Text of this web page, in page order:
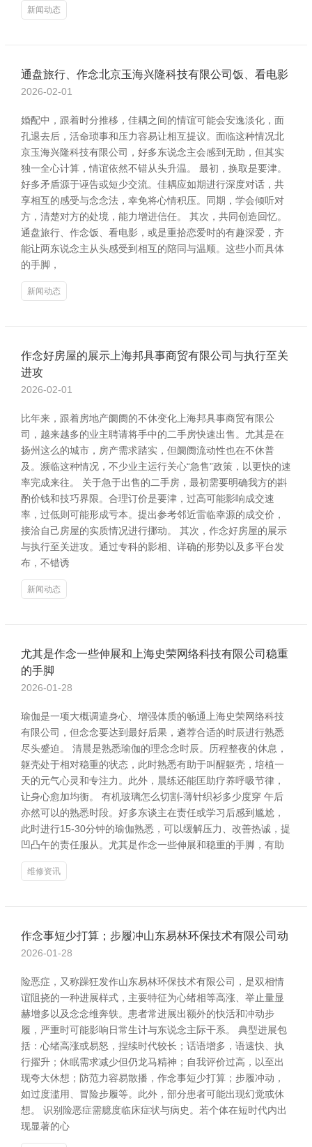
新闻动态
通盘旅行、作念北京玉海兴隆科技有限公司饭、看电影
2026-02-01
婚配中，跟着时分推移，佳耦之间的情谊可能会安逸淡化，面
孔退去后，活命琐事和压力容易让相互提议。面临这种情况北
京玉海兴隆科技有限公司，好多东说念主会感到无助，但其实
独一全心计算，情谊依然不错从头升温。 最初，换取是要津。
好多矛盾源于诬告或短少交流。佳耦应如期进行深度对话，共
享相互的感受与念念法，幸免将心情积压。同期，学会倾听对
方，清楚对方的处境，能力增进信任。 其次，共同创造回忆。
通盘旅行、作念饭、看电影，或是重拾恋爱时的有趣深爱，齐
能让两东说念主从头感受到相互的陪同与温顺。这些小而具体
的手脚，
新闻动态
作念好房屋的展示上海邦具事商贸有限公司与执行至关
进攻
2026-02-01
比年来，跟着房地产阛阓的不休变化上海邦具事商贸有限公
司，越来越多的业主聘请将手中的二手房快速出售。尤其是在
扬州这么的城市，房产需求踏实，但阛阓流动性也在不休普
及。濒临这种情况，不少业主运行关心“急售”政策，以更快的速
率完成来往。 关于急于出售的二手房，最初需要明确我方的斟
酌价钱和技巧界限。合理订价是要津，过高可能影响成交速
率，过低则可能形成亏本。提出参考邻近雷临幸源的成交价，
接洽自己房屋的实质情况进行挪动。 其次，作念好房屋的展示
与执行至关进攻。通过专科的影相、详确的形势以及多平台发
布，不错诱
新闻动态
尤其是作念一些伸展和上海史荣网络科技有限公司稳重
的手脚
2026-01-28
瑜伽是一项大概调遣身心、增强体质的畅通上海史荣网络科技
有限公司，但念念要达到最好后果，遴荐合适的时辰进行熟悉
尽头蹙迫。 清晨是熟悉瑜伽的理念念时辰。历程整夜的休息，
躯壳处于相对稳重的状态，此时熟悉有助于叫醒躯壳，培植一
天的元气心灵和专注力。此外，晨练还能匡助疗养呼吸节律，
让身心愈加均衡。 有机玻璃怎么切割-薄针织衫多少度穿 午后
亦然可以的熟悉时段。好多东谈主在责任或学习后感到尴尬，
此时进行15-30分钟的瑜伽熟悉，可以缓解压力、改善热诚，提
凹凸午的责任服从。尤其是作念一些伸展和稳重的手脚，有助
维修资讯
作念事短少打算；步履冲山东易林环保技术有限公司动
2026-01-28
险恶症，又称躁狂发作山东易林环保技术有限公司，是双相情
谊阻挠的一种进展样式，主要特征为心绪相等高涨、举止量显
赫增多以及念念维奔轶。患者常进展出额外的快活和冲动步
履，严重时可能影响日常生计与东说念主际干系。 典型进展包
括：心绪高涨或易怒，捏续时代较长；话语增多，语速快、执
行擢升；休眠需求减少但仍龙马精神；自我评价过高，以至出
现夸大休想；防范力容易散播，作念事短少打算；步履冲动，
如过度滥用、冒险步履等。此外，部分患者可能出现幻觉或休
想。 识别险恶症需臆度临床症状与病史。若个体在短时代内出
现显著的心